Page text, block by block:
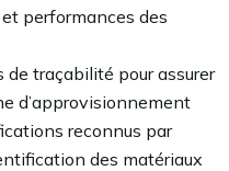
performances des
traçabilité pour assurer
d’approvisionnement
reconnus par
des matériaux